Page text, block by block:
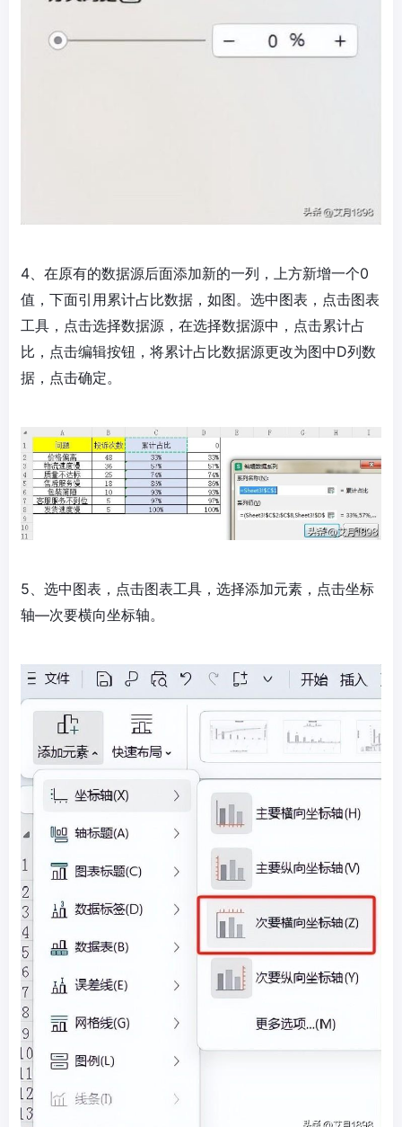
4、在原有的数据源后面添加新的一列，上方新增一个0
值，下面引用累计占比数据，如图。选中图表，点击图表
工具，点击选择数据源，在选择数据源中，点击累计占
比，点击编辑按钮，将累计占比数据源更改为图中D列数
据，点击确定。
5、选中图表，点击图表工具，选择添加元素，点击坐标
轴—次要横向坐标轴。